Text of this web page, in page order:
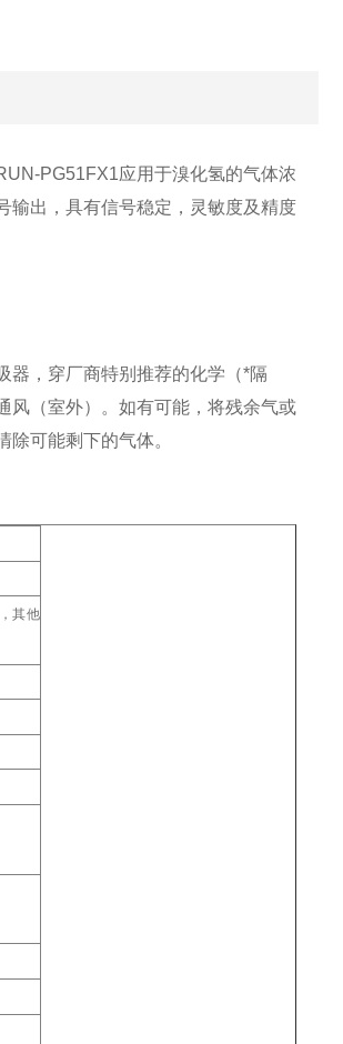
PG51FX1应用于溴化氢的气体浓
输出，具有信号稳定，灵敏度及精度
器，穿厂商特别推荐的化学（*隔
风（室外）。如有可能，将残余气或
可能剩下的气体。
其他